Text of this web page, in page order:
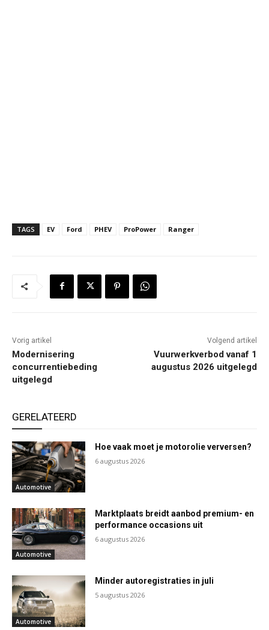
TAGS EV Ford PHEV ProPower Ranger
Vorig artikel
Modernisering
concurrentiebeding
uitgelegd
Volgend artikel
Vuurwerkverbod vanaf 1
augustus 2026 uitgelegd
GERELATEERD
Automotive
Hoe vaak moet je motorolie verversen?
6 augustus 2026
Automotive
Marktplaats breidt aanbod premium- en
performance occasions uit
6 augustus 2026
Automotive
Minder autoregistraties in juli
5 augustus 2026